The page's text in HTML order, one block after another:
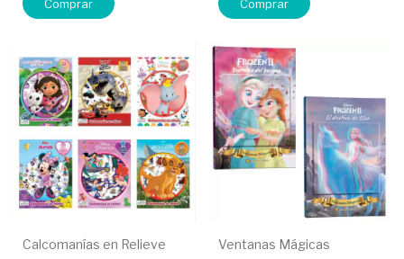
Comprar Comprar
Calcomanías en Relieve Ventanas Mágicas